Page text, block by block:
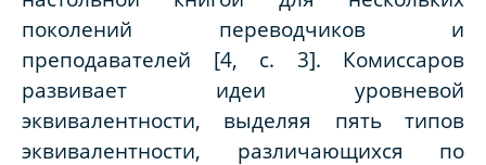
поколений переводчиков и
преподавателей [4, с. 3]. Комиссаров
развивает идеи уровневой
эквивалентности, выделяя пять типов
эквивалентности, различающихся по